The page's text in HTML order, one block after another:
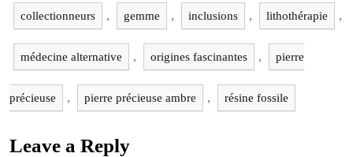
collectionneurs , gemme , inclusions , lithothérapie ,
médecine alternative , origines fascinantes , pierre
précieuse , pierre précieuse ambre , résine fossile
Leave a Reply